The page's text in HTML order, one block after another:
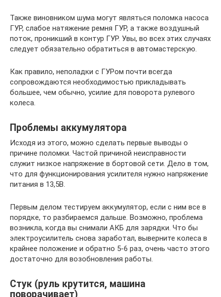
Также виновником шума могут являться поломка насоса
ГУР, слабое натяжение ремня ГУР, а также воздушный
поток, проникший в контур ГУР. Увы, во всех этих случаях
следует обязательно обратиться в автомастерскую.
Как правило, неполадки с ГУРом почти всегда
сопровождаются необходимостью прикладывать
большее, чем обычно, усилие для поворота рулевого
колеса.
Проблемы аккумулятора
Исходя из этого, можно сделать первые выводы о
причине поломки. Частой причиной неисправности
служит низкое напряжение в бортовой сети. Дело в том,
что для функционирования усилителя нужно напряжение
питания в 13,5B.
Первым делом тестируем аккумулятор, если с ним все в
порядке, то разбираемся дальше. Возможно, проблема
возникла, когда вы снимали АКБ для зарядки. Что бы
электроусилитель снова заработал, выверните колеса в
крайнее положение и обратно 5-6 раз, очень часто этого
достаточно для возобновления работы.
Стук (руль крутится, машина
поворачивает)